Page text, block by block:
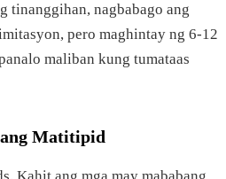
tinanggihan, nagbabago ang
pero maghintay ng 6-12
maliban kung tumataas
Matitipid